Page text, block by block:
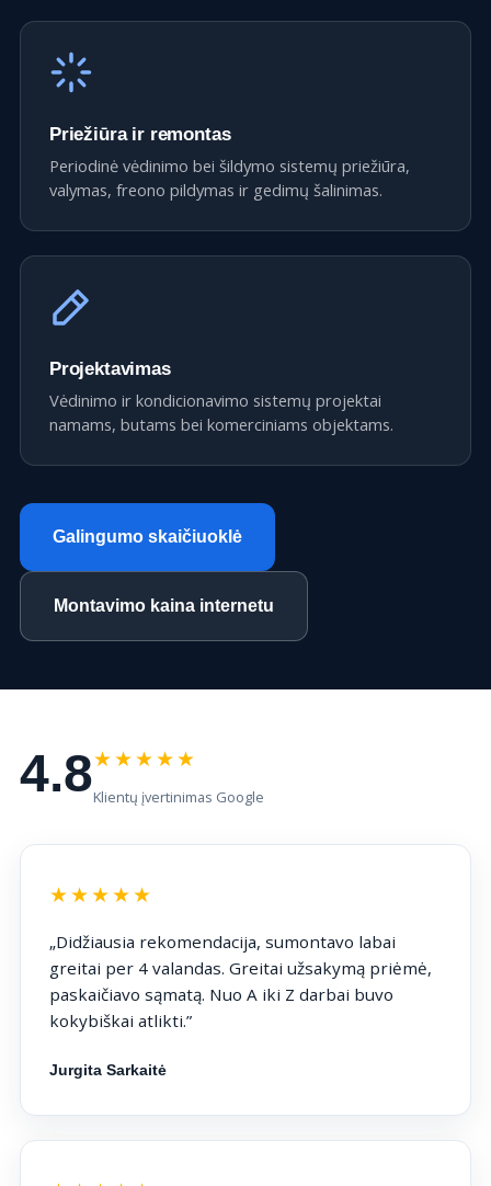
Priežiūra ir remontas
Periodinė vėdinimo bei šildymo sistemų priežiūra,
valymas, freono pildymas ir gedimų šalinimas.
Projektavimas
Vėdinimo ir kondicionavimo sistemų projektai
namams, butams bei komerciniams objektams.
Galingumo skaičiuoklė
Montavimo kaina internetu
4.8★★★★★
Klientų įvertinimas Google
★★★★★
„Didžiausia rekomendacija, sumontavo labai
greitai per 4 valandas. Greitai užsakymą priėmė,
paskaičiavo sąmatą. Nuo A iki Z darbai buvo
kokybiškai atlikti.”
Jurgita Sarkaitė